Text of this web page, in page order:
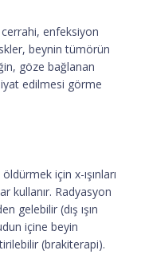
enfeksiyon
beynin tümörün
göze bağlanan
edilmesi görme
için x-ışınları
kullanır. Radyasyon
gelebilir (dış ışın
içine beyin
(brakiterapi).